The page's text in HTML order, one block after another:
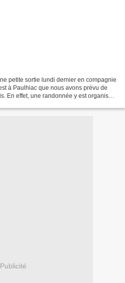
petite sortie lundi dernier en compagnie
à Paulhiac que nous avons prévu de
En effet, une randonnée y est organisée
Publicité